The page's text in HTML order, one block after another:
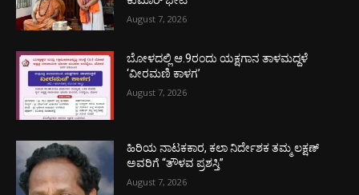
August 7, 2026
ಬೋಳದಲ್ಲಿ ಆ.9ರಂದು ಯಕ್ಷಗಾನ ತಾಳಮದ್ದಳೆ
‘ವೀರಮಣಿ ಕಾಳಗ’
August 7, 2026
ಹಿರಿಯ ನಾಟಕಕಾರ, ಕಲಾ ನಿರ್ದೇಶಕ ತಮ್ಮ ಲಕ್ಷಣ್
ಅವರಿಗೆ “ತೌಳವ ಪ್ರಶಸ್ತಿ”
August 7, 2026